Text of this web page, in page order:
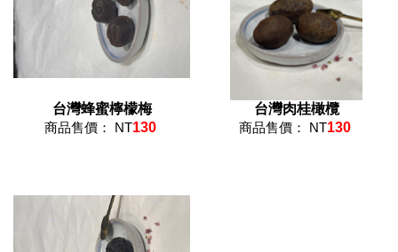
台灣蜂蜜檸檬梅
商品售價： NT130
台灣肉桂橄欖
商品售價： NT130